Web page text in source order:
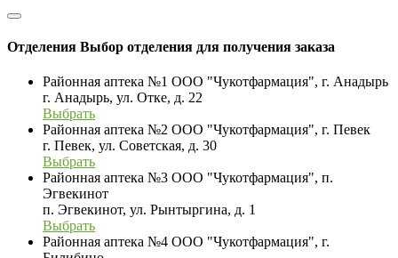
Отделения Выбор отделения для получения заказа
Районная аптека №1 ООО "Чукотфармация", г. Анадырь
г. Анадырь, ул. Отке, д. 22
Выбрать
Районная аптека №2 ООО "Чукотфармация", г. Певек
г. Певек, ул. Советская, д. 30
Выбрать
Районная аптека №3 ООО "Чукотфармация", п.
Эгвекинот
п. Эгвекинот, ул. Рынтыргина, д. 1
Выбрать
Районная аптека №4 ООО "Чукотфармация", г.